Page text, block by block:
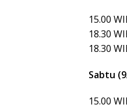
15.00
18.30
18.30
Sabtu
15.00